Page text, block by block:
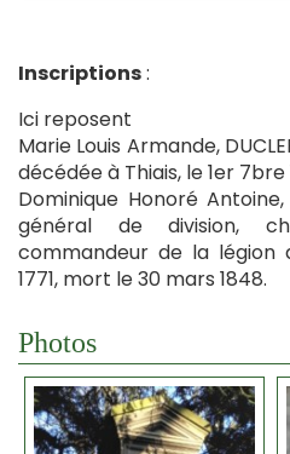
Inscriptions:
Ici reposent
Marie Louis Armande,
décédée à Thiais, le 1er 7bre
Dominique Honoré
général de division,
commandeur de la légion
1771, mort le 30 mars 1848.
Photos